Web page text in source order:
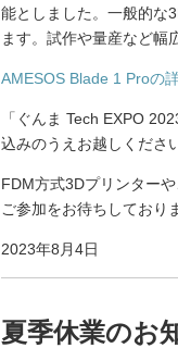
能としました。一般的な
ます。試作や量産など幅
AMESOS Blade 1 Proの
「ぐんま Tech EXPO
込みのうえお越しくださ
FDM方式3Dプリンター
ご参加をお待ちしており
2023年8月4日
夏季休業のお